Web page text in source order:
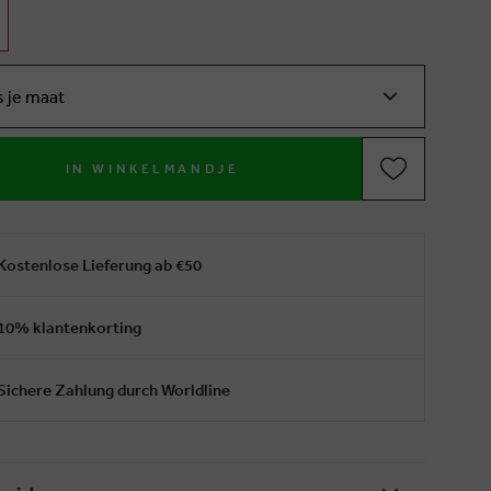
je maat
IN WINKELMANDJE
Lieferung ab €50
klantenkorting
Zahlung durch Worldline